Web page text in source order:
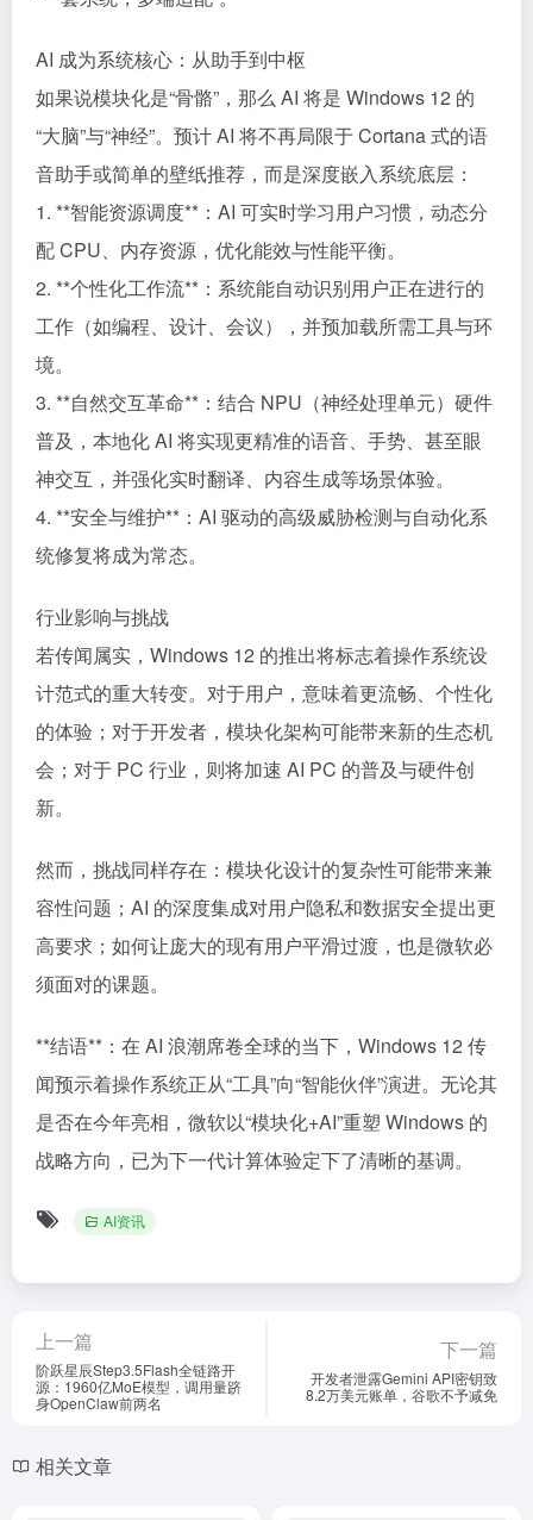
AI 成为系统核心：从助手到中枢
如果说模块化是“骨骼”，那么 AI 将是 Windows 12 的
“大脑”与“神经”。预计 AI 将不再局限于 Cortana 式的语
音助手或简单的壁纸推荐，而是深度嵌入系统底层：
1. **智能资源调度**：AI 可实时学习用户习惯，动态分
配 CPU、内存资源，优化能效与性能平衡。
2. **个性化工作流**：系统能自动识别用户正在进行的
工作（如编程、设计、会议），并预加载所需工具与环
境。
3. **自然交互革命**：结合 NPU（神经处理单元）硬件
普及，本地化 AI 将实现更精准的语音、手势、甚至眼
神交互，并强化实时翻译、内容生成等场景体验。
4. **安全与维护**：AI 驱动的高级威胁检测与自动化系
统修复将成为常态。
行业影响与挑战
若传闻属实，Windows 12 的推出将标志着操作系统设
计范式的重大转变。对于用户，意味着更流畅、个性化
的体验；对于开发者，模块化架构可能带来新的生态机
会；对于 PC 行业，则将加速 AI PC 的普及与硬件创
新。
然而，挑战同样存在：模块化设计的复杂性可能带来兼
容性问题；AI 的深度集成对用户隐私和数据安全提出更
高要求；如何让庞大的现有用户平滑过渡，也是微软必
须面对的课题。
**结语**：在 AI 浪潮席卷全球的当下，Windows 12 传
闻预示着操作系统正从“工具”向“智能伙伴”演进。无论其
是否在今年亮相，微软以“模块化+AI”重塑 Windows 的
战略方向，已为下一代计算体验定下了清晰的基调。
AI资讯
上一篇
阶跃星辰Step3.5Flash全链路开
源：1960亿MoE模型，调用量跻
身OpenClaw前两名
下一篇
开发者泄露Gemini API密钥致
8.2万美元账单，谷歌不予减免
相关文章